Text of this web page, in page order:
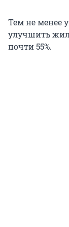
Тем не менее
улучшить
почти 55%.